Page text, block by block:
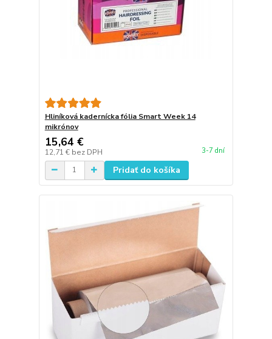
Hliníková kadernícka fólia Smart Week 14
mikrónov
15,64 €
12,71 € bez DPH 3-7 dní
Pridať do košíka